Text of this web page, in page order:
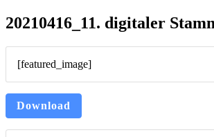
20210416_11. digitaler
[featured_image]
Download